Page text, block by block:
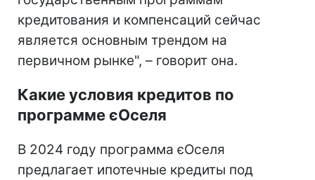
кредитования и компенсаций сейчас
является основным трендом на
первичном рынке", – говорит она.
Какие условия кредитов по
программе єОселя
В 2024 году программа єОселя
предлагает ипотечные кредиты под